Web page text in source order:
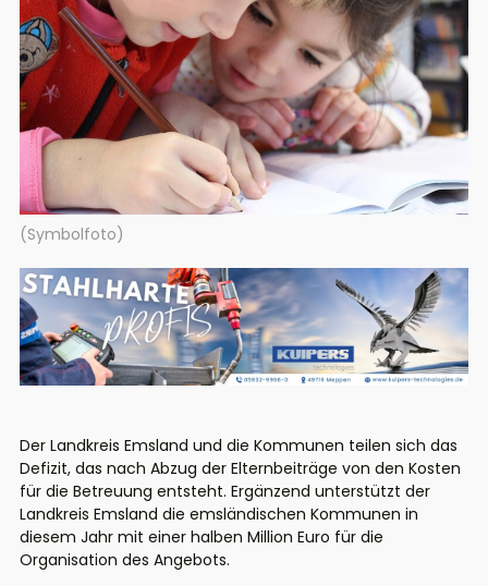
(Symbolfoto)
Der Landkreis Emsland und die Kommunen teilen sich das
Defizit, das nach Abzug der Elternbeiträge von den Kosten
für die Betreuung entsteht. Ergänzend unterstützt der
Landkreis Emsland die emsländischen Kommunen in
diesem Jahr mit einer halben Million Euro für die
Organisation des Angebots.